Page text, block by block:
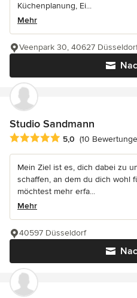
Küchenplanung, Ei...
Mehr
Veenpark 30, 40627
Studio Sandmann
Durchschnittliche Bewertung:
5,0 (10
Mein Ziel ist es, dich dabei zu
schaffen, an dem du dich wohl
möchtest mehr erfa...
Mehr
40597 Düsseldorf